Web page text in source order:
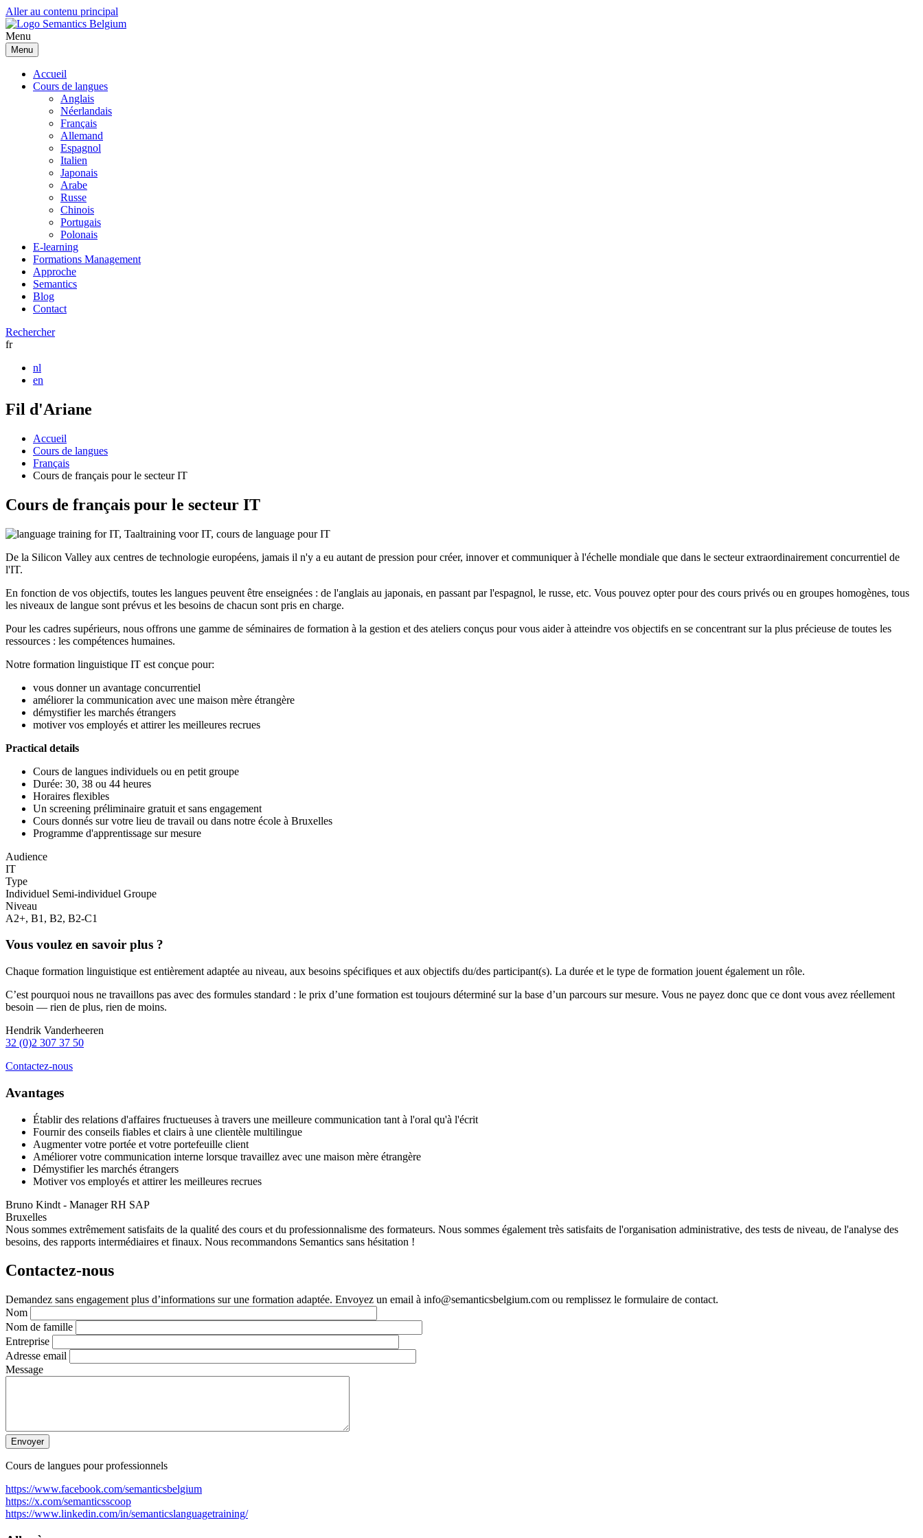
Aller au contenu principal
Menu
Menu
Accueil
Cours de langues
Anglais
Néerlandais
Français
Allemand
Espagnol
Italien
Japonais
Arabe
Russe
Chinois
Portugais
Polonais
E-learning
Formations Management
Approche
Semantics
Blog
Contact
Rechercher
fr
nl
en
Fil d'Ariane
Accueil
Cours de langues
Français
Cours de français pour le secteur IT
Cours de français pour le secteur IT
De la Silicon Valley aux centres de technologie européens, jamais il n'y a eu autant de pression pour créer, innover et communiquer à l'échelle mondiale que dans le secteur extraordinairement concurrentiel de
l'IT.
En fonction de vos objectifs, toutes les langues peuvent être enseignées : de l'anglais au japonais, en passant par l'espagnol, le russe, etc. Vous pouvez opter pour des cours privés ou en groupes homogènes, tous
les niveaux de langue sont prévus et les besoins de chacun sont pris en charge.
Pour les cadres supérieurs, nous offrons une gamme de séminaires de formation à la gestion et des ateliers conçus pour vous aider à atteindre vos objectifs en se concentrant sur la plus précieuse de toutes les
ressources : les compétences humaines.
Notre formation linguistique IT est conçue pour:
vous donner un avantage concurrentiel
améliorer la communication avec une maison mère étrangère
démystifier les marchés étrangers
motiver vos employés et attirer les meilleures recrues
Practical details
Cours de langues individuels ou en petit groupe
Durée: 30, 38 ou 44 heures
Horaires flexibles
Un screening préliminaire gratuit et sans engagement
Cours donnés sur votre lieu de travail ou dans notre école à Bruxelles
Programme d'apprentissage sur mesure
Audience
IT
Type
Individuel Semi-individuel Groupe
Niveau
A2+, B1, B2, B2-C1
Vous voulez en savoir plus ?
Chaque formation linguistique est entièrement adaptée au niveau, aux besoins spécifiques et aux objectifs du/des participant(s). La durée et le type de formation jouent également un rôle.
C’est pourquoi nous ne travaillons pas avec des formules standard : le prix d’une formation est toujours déterminé sur la base d’un parcours sur mesure. Vous ne payez donc que ce dont vous avez réellement
besoin — rien de plus, rien de moins.
Hendrik Vanderheeren
32 (0)2 307 37 50
Contactez-nous
Avantages
Établir des relations d'affaires fructueuses à travers une meilleure communication tant à l'oral qu'à l'écrit
Fournir des conseils fiables et clairs à une clientèle multilingue
Augmenter votre portée et votre portefeuille client
Améliorer votre communication interne lorsque travaillez avec une maison mère étrangère
Démystifier les marchés étrangers
Motiver vos employés et attirer les meilleures recrues
Bruno Kindt - Manager RH SAP
Bruxelles
Nous sommes extrêmement satisfaits de la qualité des cours et du professionnalisme des formateurs. Nous sommes également très satisfaits de l'organisation administrative, des tests de niveau, de l'analyse des
besoins, des rapports intermédiaires et finaux. Nous recommandons Semantics sans hésitation !
Contactez-nous
Demandez sans engagement plus d’informations sur une formation adaptée. Envoyez un email à info@semanticsbelgium.com ou remplissez le formulaire de contact.
Nom
Nom de famille
Entreprise
Adresse email
Message
Cours de langues pour professionnels
https://www.facebook.com/semanticsbelgium
https://x.com/semanticsscoop
https://www.linkedin.com/in/semanticslanguagetraining/